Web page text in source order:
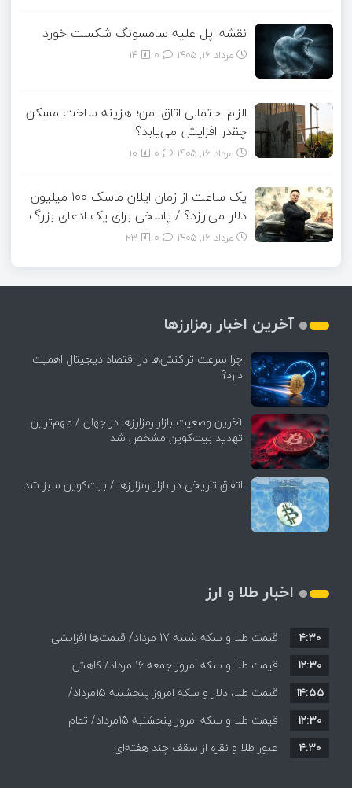
نقشه اپل علیه سامسونگ شکست خورد
مرداد ۱۶, ۱۴۰۵ 14
الزام احتمالی اتاق امن؛ هزینه ساخت مسکن
چقدر افزایش می‌یابد؟
مرداد ۱۶, ۱۴۰۵ 10
یک ساعت از زمان ایلان ماسک ۱۰۰ میلیون
دلار می‌ارزد؟ / پاسخی برای یک ادعای بزرگ
مرداد ۱۶, ۱۴۰۵ 23
آخرین اخبار رمزارزها
چرا سرعت تراکنش‌ها در اقتصاد دیجیتال اهمیت
دارد؟
آخرین وضعیت بازار رمزارزها در جهان / مهم‌ترین
تهدید بیت‌کوین مشخص شد
اتفاق تاریخی در بازار رمزارزها / بیت‌کوین سبز شد
اخبار طلا و ارز
قیمت طلا و سکه شنبه 17 مرداد/ قیمت‌ها افزایشی
۴:۳۰
قیمت طلا و سکه امروز جمعه ۱۶ مرداد/ کاهش
قیمت ها+ جدول و جزییات
۱۲:۳۰
قیمت طلا، دلار و سکه امروز پنجشنبه 15مرداد/
افزایش قیمت ها + جدول
۱۴:۵۵
قیمت طلا و سکه امروز پنجشنبه 15مرداد/ تمام
قیمت ها بر مدار افزایش + جدول
۱۲:۳۰
عبور طلا و نقره از سقف چند هفته‌ای
۴:۳۰